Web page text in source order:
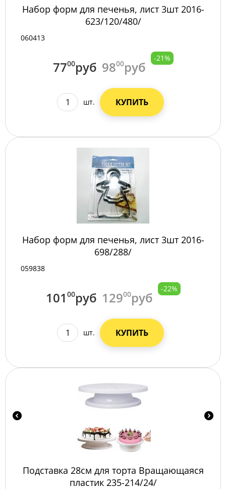
Набор форм для печенья, лист 3шт 2016-
623/120/480/
060413
7700руб 9800руб
-21%
шт. КУПИТЬ
Набор форм для печенья, лист 3шт 2016-
698/288/
059838
101 00руб 12900руб
-22%
шт. КУПИТЬ
Подставка 28см для торта Вращающаяся
пластик 235-214/24/